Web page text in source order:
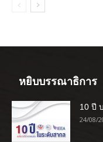
หยิบบรรณาธิการ
10 ปี
24/08/